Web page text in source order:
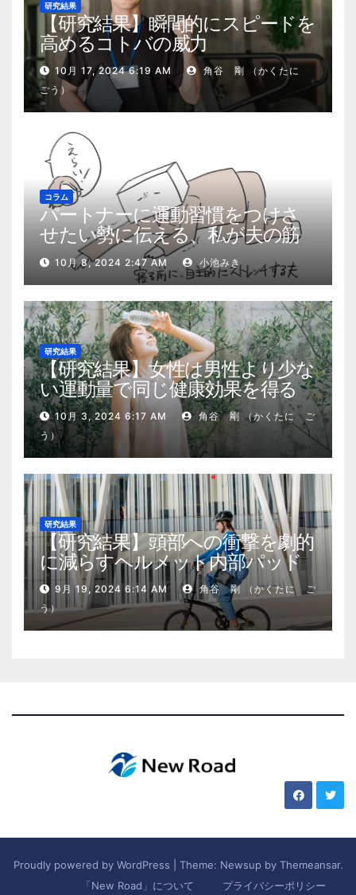
研究結果
【研究結果】瞬間的にスピードを
高めるコトバの威力
10月 17, 2024 6:19 AM
角谷 剛 （かくたに
ごう）
コラム
パートナーに運動習慣をつけさ
せたい勢に伝える、私が夫の筋
肉量を2kg増やした5ステップ
10月 8, 2024 2:47 AM 小池みき
研究結果
【研究結果】女性は男性より少な
い運動量で同じ健康効果を得る
10月 3, 2024 6:17 AM
角谷 剛 （かくたに ご
う）
研究結果
【研究結果】頭部への衝撃を劇的
に減らすヘルメット内部パッド
9月 19, 2024 6:14 AM
角谷 剛 （かくたに ご
う）
Proudly powered by WordPress Theme: Newsup by Themeansar.
「New Road」について
プライバシーポリシー